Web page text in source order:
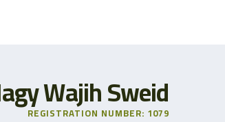
Wajih Sweid
REGISTRATION NUMBER: 1079